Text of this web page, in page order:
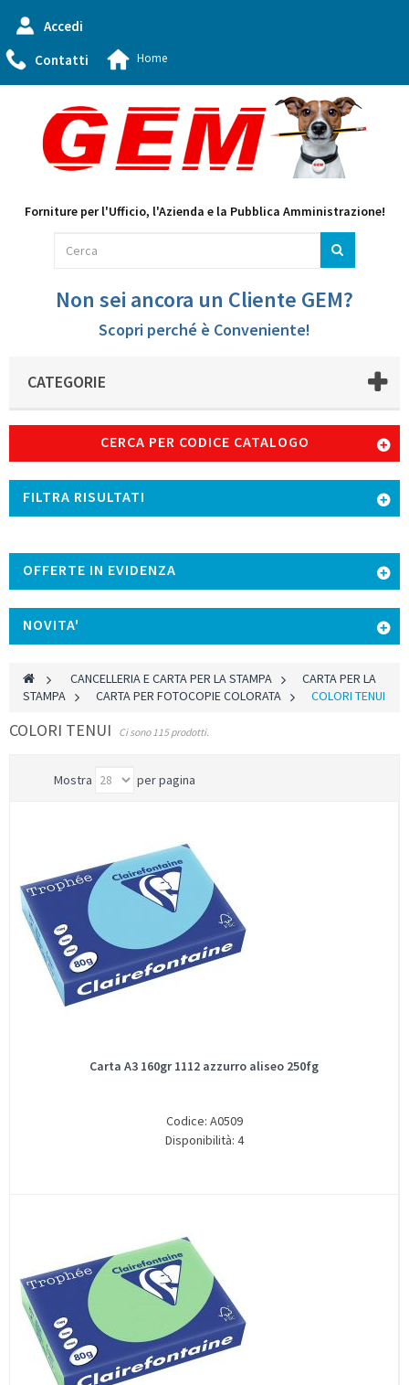
Accedi
Contatti
Home
Forniture per l'Ufficio, l'Azienda e la Pubblica Amministrazione!
Non sei ancora un Cliente GEM?
Scopri perché è Conveniente!
CATEGORIE
CERCA PER CODICE CATALOGO
FILTRA RISULTATI
OFFERTE IN EVIDENZA
NOVITA'
> CANCELLERIA E CARTA PER LA STAMPA >
CARTA PER LA
STAMPA > CARTA PER FOTOCOPIE COLORATA > COLORI TENUI
COLORI TENUI Ci sono 115 prodotti.
Mostra per pagina
Carta A3 160gr 1112 azzurro aliseo 250fg
Codice: A0509
Disponibilità: 4